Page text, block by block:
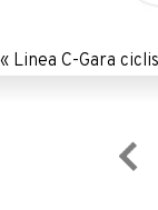
« Linea C-Gara